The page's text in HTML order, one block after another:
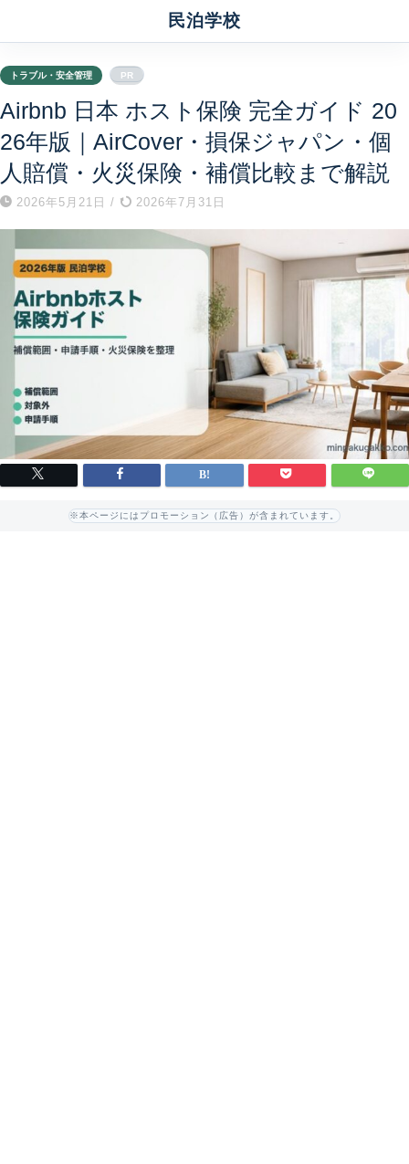
民泊学校
トラブル・安全管理 PR
Airbnb 日本 ホスト保険 完全ガイド 20
26年版｜AirCover・損保ジャパン・個
人賠償・火災保険・補償比較まで解説
2026年5月21日 / 2026年7月31日
※本ページにはプロモーション（広告）が含まれています。